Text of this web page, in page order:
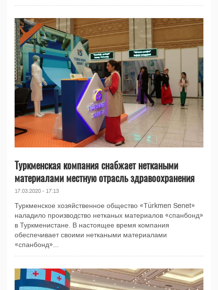
Туркменская компания снабжает неткаными
материалами местную отрасль здравоохранения
17.03.2020 - 17:13
Туркменское хозяйственное общество «Türkmen Senet»
наладило производство нетканых материалов «спанбонд»
в Туркменистане. В настоящее время компания
обеспечивает своими неткаными материалами
«спанбонд»...